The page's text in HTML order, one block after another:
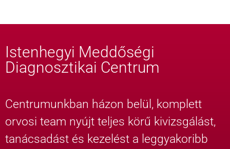
Istenhegyi Meddőségi
Diagnosztikai Centrum
Centrumunkban házon belül, komplett
orvosi team nyújt teljes körű kivizsgálást,
tanácsadást és kezelést a leggyakoribb